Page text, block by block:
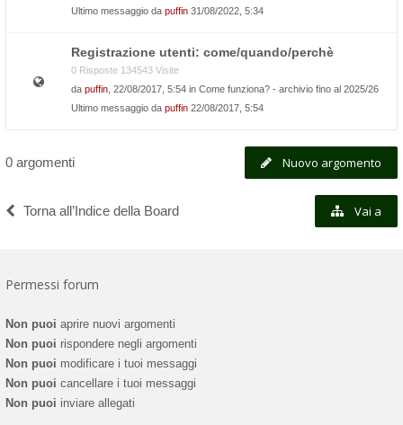
Ultimo messaggio da puffin 31/08/2022, 5:34
Registrazione utenti: come/quando/perchè
0 Risposte 134543 Visite
da puffin , 22/08/2017, 5:54 in Come funziona? - archivio fino al 2025/26
Ultimo messaggio da puffin 22/08/2017, 5:54
Nuovo argomento
0 argomenti
Torna all’Indice della Board Vai a
Permessi forum
Non puoi aprire nuovi argomenti
Non puoi rispondere negli argomenti
Non puoi modificare i tuoi messaggi
Non puoi cancellare i tuoi messaggi
Non puoi inviare allegati